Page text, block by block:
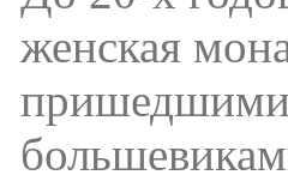
женская
пришедшими